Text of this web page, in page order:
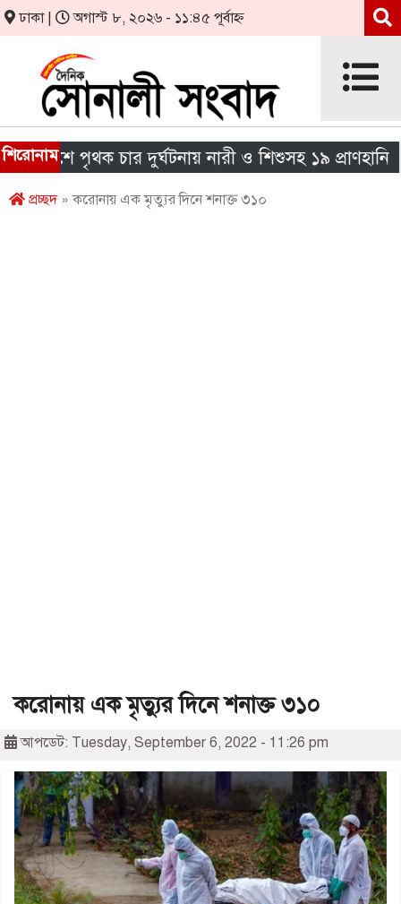
ঢাকা | অগাস্ট ৮, ২০২৬ - ১১:৪৫ পূর্বাহ্ন
শিরোনামপৃথক চার দুর্ঘটনায় নারী ও শিশুসহ ১৯ প্রাণহানি
প্রচ্ছদ» করোনায় এক মৃত্যুর দিনে শনাক্ত ৩১০
করোনায় এক মৃত্যুর দিনে শনাক্ত ৩১০
আপডেট: Tuesday, September 6, 2022 - 11:26 pm